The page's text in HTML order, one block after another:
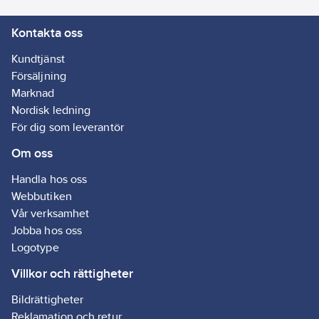
Kontakta oss
Kundtjänst
Försäljning
Marknad
Nordisk ledning
För dig som leverantör
Om oss
Handla hos oss
Webbutiken
Vår verksamhet
Jobba hos oss
Logotype
Villkor och rättigheter
Bildrättigheter